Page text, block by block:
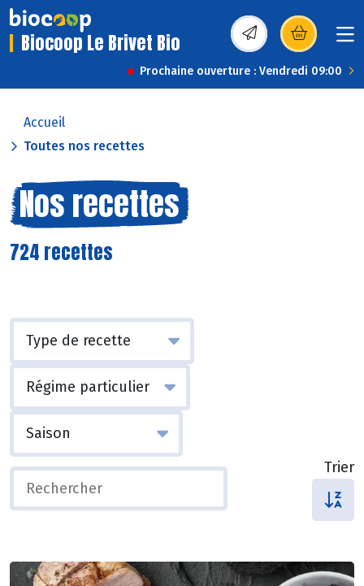
Biocoop Le Brivet Bio (s’ouvre dans une
Prochaine ouverture : Vendredi 09:00
Accueil
Toutes nos recettes
Nos recettes
724 recettes
Trier